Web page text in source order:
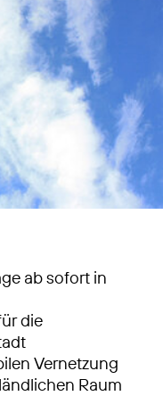
ab sofort in
die
Vernetzung
Raum